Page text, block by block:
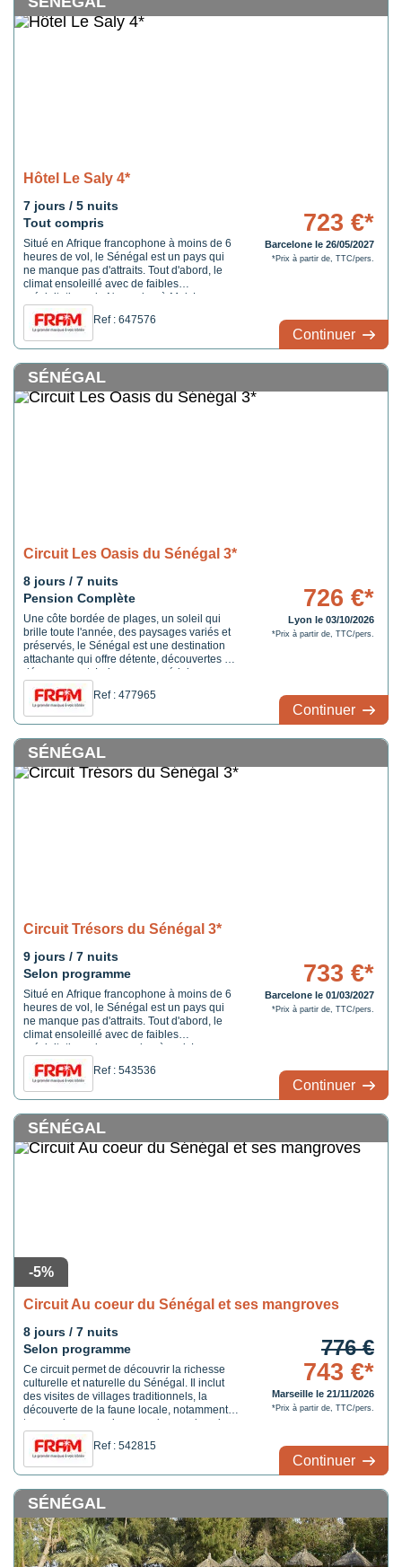
Hôtel Le Saly 4*
7 jours / 5 nuits
Tout compris
Situé en Afrique francophone à moins de 6
heures de vol, le Sénégal est un pays qui
ne manque pas d'attraits. Tout d'abord, le
climat ensoleillé avec de faibles
précipitations de Novembre à Mai. Le
Sénégal possède également plus de 700km
de côtes dont 530km de plages. Enfin de
nombreux parcs et réserves animaliers
classés au patrimoine mondial de ...
Ref : 647576
723 €*
Barcelone le 26/05/2027
*Prix à partir de, TTC/pers.
Continuer
SÉNÉGAL
Circuit Les Oasis du Sénégal 3*
8 jours / 7 nuits
Pension Complète
Une côte bordée de plages, un soleil qui
brille toute l'année, des paysages variés et
préservés, le Sénégal est une destination
attachante qui offre détente, découvertes et
dépaysement. Laissez-vous séduire par
l'hospitalité de ses habitants et la douceur
de son climat. Partout où vous irez vous y
serez accueillis selon la ...
Ref : 477965
726 €*
Lyon le 03/10/2026
*Prix à partir de, TTC/pers.
Continuer
SÉNÉGAL
Circuit Trésors du Sénégal 3*
9 jours / 7 nuits
Selon programme
Situé en Afrique francophone à moins de 6
heures de vol, le Sénégal est un pays qui
ne manque pas d'attraits. Tout d'abord, le
climat ensoleillé avec de faibles
précipitations de novembre à mai. Le
Sénégal possède également plus de 700
km de côtes dont 530 km de plages. Enfin
de nombreux parcs et réserves animaliers
classés au patrimoine mondial ...
Ref : 543536
733 €*
Barcelone le 01/03/2027
*Prix à partir de, TTC/pers.
Continuer
-5%
SÉNÉGAL
Circuit Au coeur du Sénégal et ses mangroves
8 jours / 7 nuits
Selon programme
Ce circuit permet de découvrir la richesse
culturelle et naturelle du Sénégal. Il inclut
des visites de villages traditionnels, la
découverte de la faune locale, notamment à
travers des excursions en pirogue dans le
Saloum, un sanctuaire pour de nombreux
oiseaux migrateurs. Vous aurez l'occasion
d'explorer des zones comme la lagune de la
Somone, ...
Ref : 542815
776 €
743 €*
Marseille le 21/11/2026
*Prix à partir de, TTC/pers.
Continuer
SÉNÉGAL